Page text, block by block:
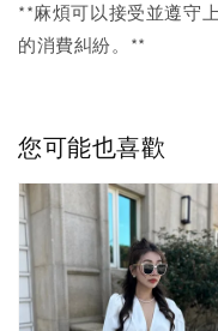
**麻煩可以接受並遵守
的消費糾紛。**
您可能也喜歡